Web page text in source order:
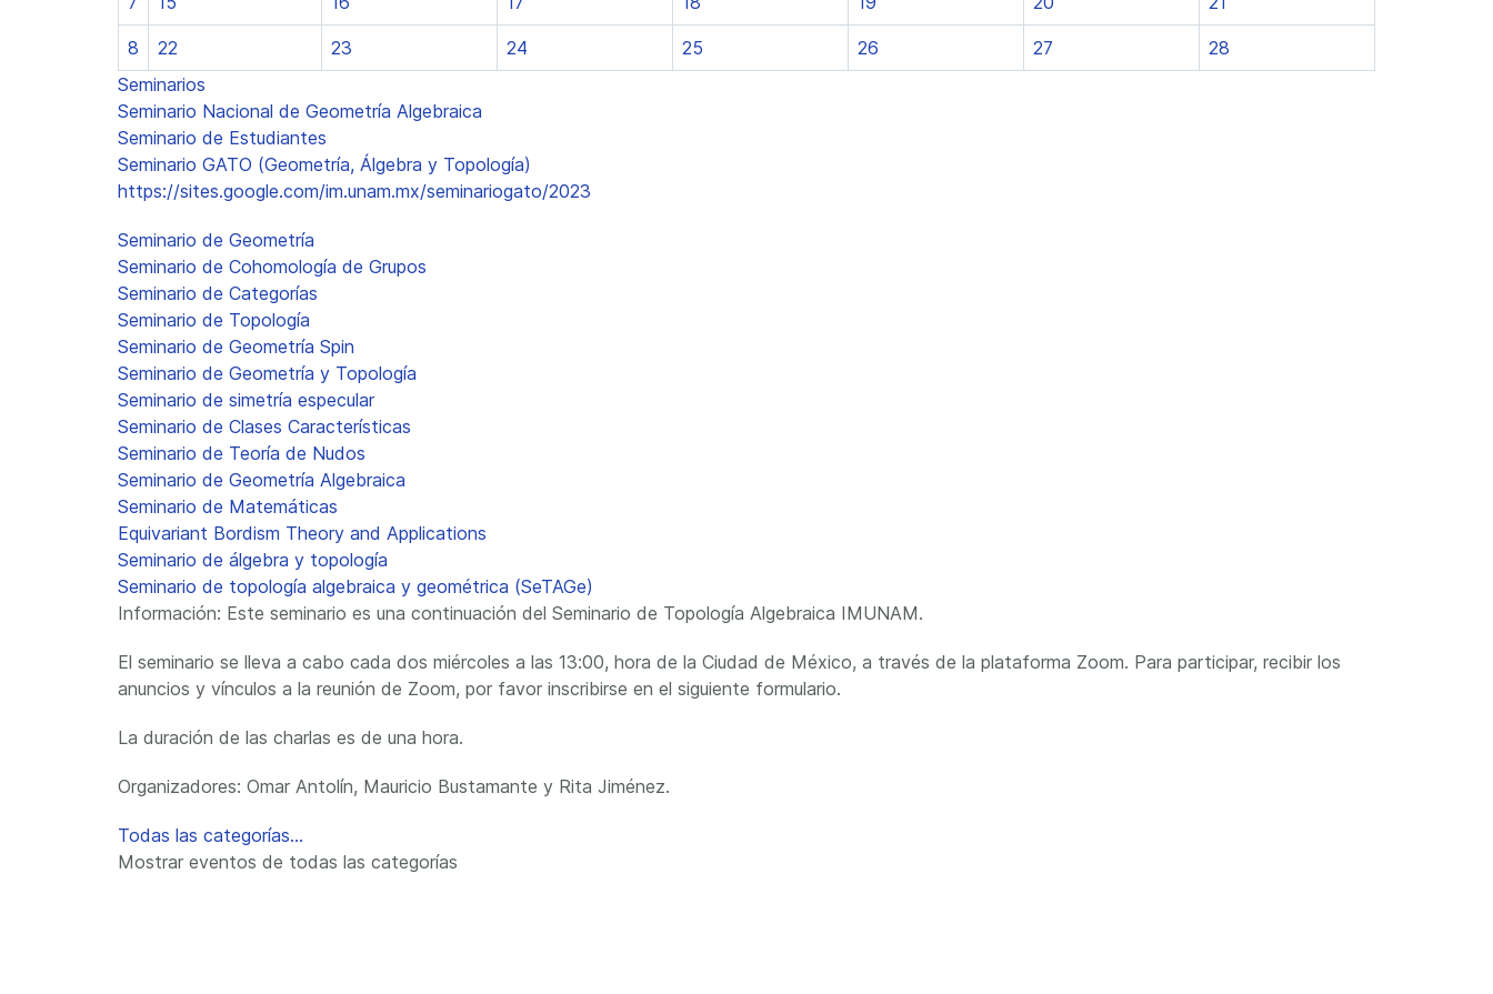
8 22 23 24 25 26 27
28
Seminarios
Seminario Nacional de Geometría Algebraica
Seminario de Estudiantes
Seminario GATO (Geometría, Álgebra y Topología)
https://sites.google.com/im.unam.mx/seminariogato/2023
Seminario de Geometría
Seminario de Cohomología de Grupos
Seminario de Categorías
Seminario de Topología
Seminario de Geometría Spin
Seminario de Geometría y Topología
Seminario de simetría especular
Seminario de Clases Características
Seminario de Teoría de Nudos
Seminario de Geometría Algebraica
Seminario de Matemáticas
Equivariant Bordism Theory and Applications
Seminario de álgebra y topología
Seminario de topología algebraica y geométrica (SeTAGe)
Información: Este seminario es una continuación del Seminario de Topología Algebraica IMUNAM.
El seminario se lleva a cabo cada dos miércoles a las 13:00, hora de la Ciudad de México, a través de la plataforma Zoom. Para participar, recibir los
anuncios y vínculos a la reunión de Zoom, por favor inscribirse en el siguiente formulario.
La duración de las charlas es de una hora.
Organizadores: Omar Antolín, Mauricio Bustamante y Rita Jiménez.
Todas las categorías...
Mostrar eventos de todas las categorías